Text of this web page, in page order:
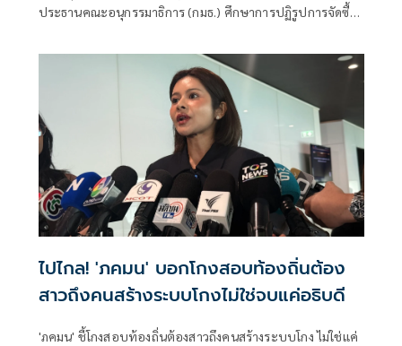
ประธานคณะอนุกรรมาธิการ (กมธ.) ศึกษาการปฏิรูปการจัดซื้อ
ติดตามการบริหารงบประมาณ สภาผู้แทนราษฎร แถลงความ
คืบหน้า "การศึกษาการปฏิรูปการจัดซื้อจัดจ้างภาครัฐ" ว่า คณะ
อนุกรรมาธิการชุดนี้ประกอบด้วยตัวแทน สส.
ไปไกล! 'ภคมน' บอกโกงสอบท้องถิ่นต้อง
สาวถึงคนสร้างระบบโกงไม่ใช่จบแค่อธิบดี
'ภคมน' ชี้โกงสอบท้องถิ่นต้องสาวถึงคนสร้างระบบโกง ไม่ใช่แค่